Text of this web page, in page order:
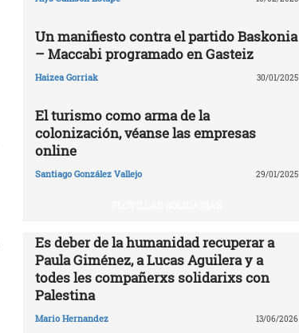
Un manifiesto contra el partido Baskonia
– Maccabi programado en Gasteiz
Haizea Gorriak 30/01/2025
El turismo como arma de la
colonización, véanse las empresas
online
Santiago González Vallejo 29/01/2025
Es deber de la humanidad recuperar a
Paula Giménez, a Lucas Aguilera y a
todes les compañerxs solidarixs con
Palestina
Mario Hernandez 13/06/2026